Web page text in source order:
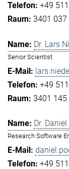
+49
3401 037
Dr. Lars
Senior Scientist
+49
3401 145
Dr.
Research Software
+49